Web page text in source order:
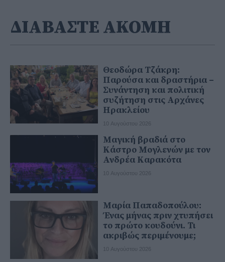
ΔΙΑΒΑΣΤΕ ΑΚΟΜΗ
Θεοδώρα Τζάκρη:
Παρούσα και δραστήρια –
Συνάντηση και πολιτική
συζήτηση στις Αρχάνες
Ηρακλείου
10 Αυγούστου 2026
Μαγική βραδιά στο
Κάστρο Μογλενών με τον
Ανδρέα Καρακότα
10 Αυγούστου 2026
Μαρία Παπαδοπούλου:
Ένας μήνας πριν χτυπήσει
το πρώτο κουδούνι. Τι
ακριβώς περιμένουμε;
10 Αυγούστου 2026